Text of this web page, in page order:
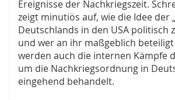
Ereignisse der Nachkriegszeit.
zeigt minutiös auf, wie die Idee der
Deutschlands in den USA politisch
und wer an ihr maßgeblich
werden auch die internen Kämpfe
um die Nachkriegsordnung in
eingehend behandelt.